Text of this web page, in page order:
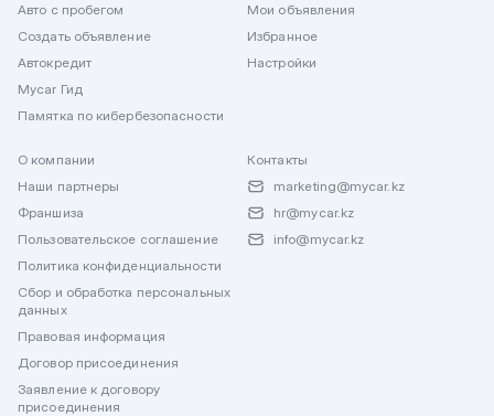
Авто с пробегом
Создать объявление
Автокредит
Mycar Гид
Памятка по кибербезопасности
Мои объявления
Избранное
Настройки
О компании
Наши партнеры
Франшиза
Пользовательское соглашение
Политика конфиденциальности
Сбор и обработка персональных
данных
Правовая информация
Договор присоединения
Заявление к договору
присоединения
Контакты
marketing@mycar.kz
hr@mycar.kz
info@mycar.kz